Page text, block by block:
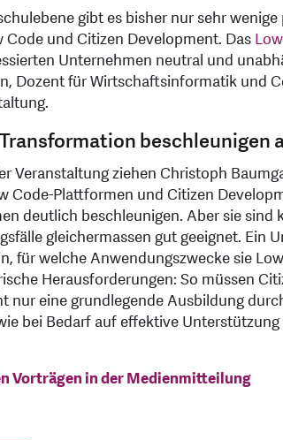
gibt es bisher nur sehr
Code und Citizen Development. Das
Unternehmen neutral und
Dozent für Wirtschaftsinformatik und
beschleunigen
Veranstaltung ziehen Christoph
Code-Plattformen und Citizen
deutlich beschleunigen. Aber sie
gleichermassen gut geeignet. Ein
für welche Anwendungszwecke sie
Herausforderungen: So müssen
nur eine grundlegende Ausbildung
bei Bedarf auf effektive
Vorträgen in der Medienmitteilung